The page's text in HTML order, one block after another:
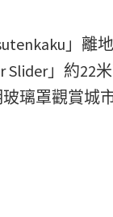
」離
」約22
璃罩觀賞城